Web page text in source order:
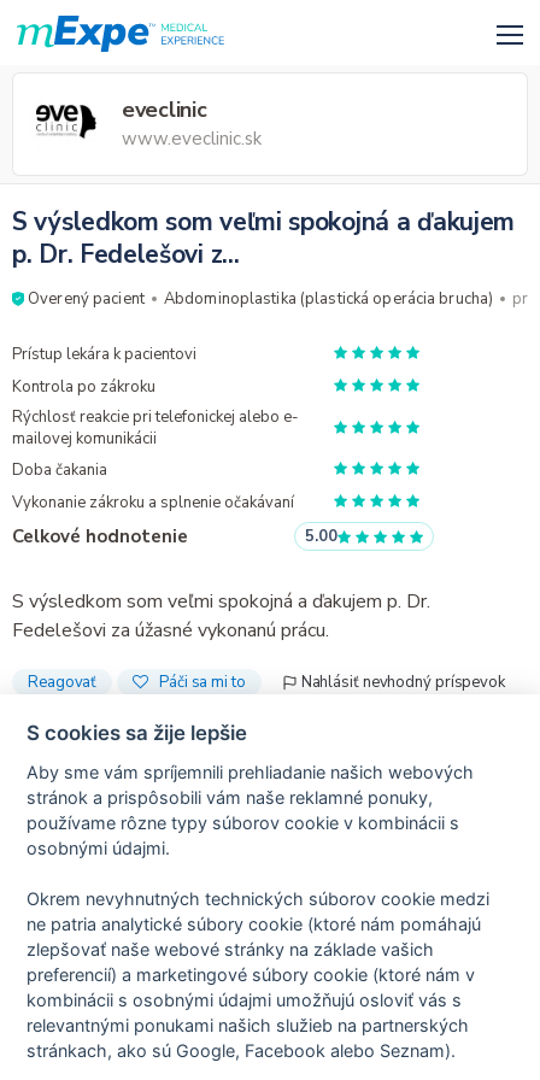
eveclinic
www.eveclinic.sk
S výsledkom som veľmi spokojná a ďakujem
p. Dr. Fedelešovi z...
Overený pacient Abdominoplastika (plastická operácia brucha)
Prístup lekára k pacientovi
Kontrola po zákroku
Rýchlosť reakcie pri telefonickej alebo e-
mailovej komunikácii
Doba čakania
Vykonanie zákroku a splnenie očakávaní
Celkové hodnotenie 5.00
S výsledkom som veľmi spokojná a ďakujem p. Dr.
Fedelešovi za úžasné vykonanú prácu.
Reagovať Páči sa mi to Nahlásiť nevhodný príspevok
Recenzie sú iba od skutočných pacientov.
Predchádzajúca recenzia Ďalšia recenzia
Zásady spracovania osobných údajov
Zmluvné podmienky
S cookies sa žije lepšie
Aby sme vám spríjemnili prehliadanie našich webových
stránok a prispôsobili vám naše reklamné ponuky,
používame rôzne typy súborov cookie v kombinácii s
osobnými údajmi.
Okrem nevyhnutných technických súborov cookie medzi
ne patria analytické súbory cookie (ktoré nám pomáhajú
zlepšovať naše webové stránky na základe vašich
preferencií) a marketingové súbory cookie (ktoré nám v
kombinácii s osobnými údajmi umožňujú osloviť vás s
relevantnými ponukami našich služieb na partnerských
stránkach, ako sú Google, Facebook alebo Seznam).